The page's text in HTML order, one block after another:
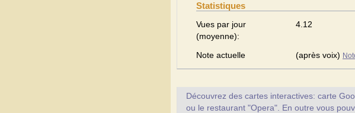
Statistiques
Vues par jour
(moyenne):
4.12
Note actuelle (après voix)
Découvrez des cartes interactives: carte
ou le restaurant "Opera". En outre vous